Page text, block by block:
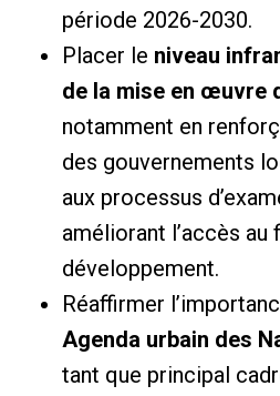
période 2026-2030.
Placer le niveau
de la mise en œuvre
notamment en
des gouvernements
aux processus
améliorant l’accès au
développement.
Réaffirmer
Agenda urbain des
tant que principal